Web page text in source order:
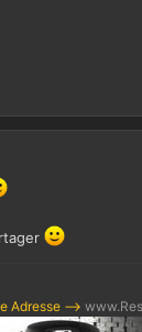
Adresse -->